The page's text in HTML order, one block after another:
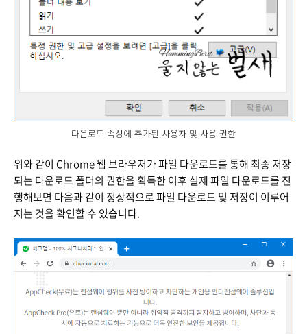
다운로드 속성에 추가된 사용자 및 사용 권한
위와 같이 Chrome 웹 브라우저가 파일 다운로드를 통해 최종 저장
되는 다운로드 폴더의 권한을 획득한 이후 실제 파일 다운로드를 진
행해보면 다음과 같이 정상적으로 파일 다운로드 및 저장이 이루어
지는 것을 확인할 수 있습니다.